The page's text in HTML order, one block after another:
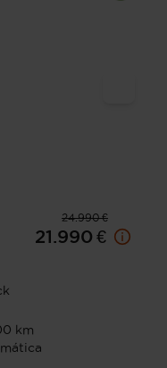
24.990 €
21.990 €
km